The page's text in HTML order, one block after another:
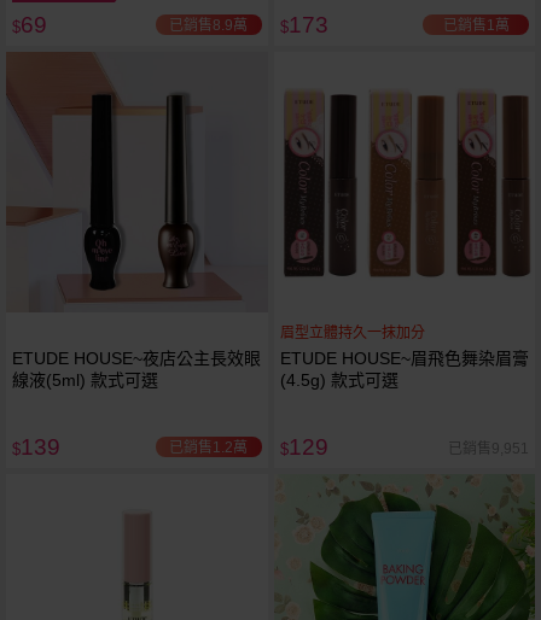
$69 已銷售8.9萬 $173 已銷售1萬
ETUDE HOUSE~夜店公主長效眼
線液(5ml) 款式可選
$139 已銷售1.2萬
眉型立體持久一抹加分
ETUDE HOUSE~眉飛色舞染眉膏
(4.5g) 款式可選
$129 已銷售9,951